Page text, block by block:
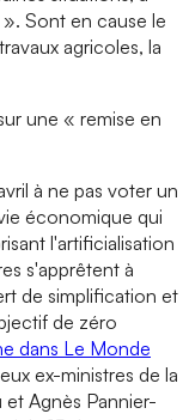
Sont en cause le
agricoles, la
une « remise en
à ne pas voter un
économique qui
l'artificialisation
s'apprêtent à
de simplification et
de zéro
dans Le Monde
ex-ministres de la
Agnès Pannier-